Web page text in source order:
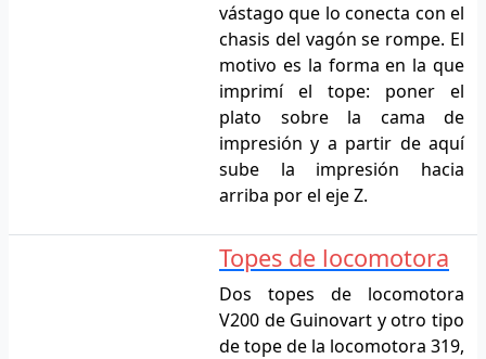
vástago que lo conecta con el
chasis del vagón se rompe. El
motivo es la forma en la que
imprimí el tope: poner el
plato sobre la cama de
impresión y a partir de aquí
sube la impresión hacia
arriba por el eje Z.
Topes de locomotora
Dos topes de locomotora
V200 de Guinovart y otro tipo
de tope de la locomotora 319,